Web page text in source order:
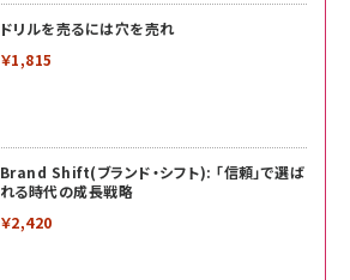
ドリルを売るには穴を売れ
￥1,815
Brand Shift(ブランド・シフト): 「信頼」で選ば
れる時代の成長戦略
￥2,420